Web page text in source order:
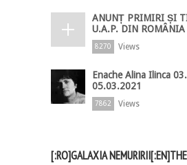
ANUNȚ PRIMIRI ȘI
U.A.P. DIN
8270 Views
Enache Alina Ilinca
05.03.2021
7862 Views
[:RO]GALAXIA